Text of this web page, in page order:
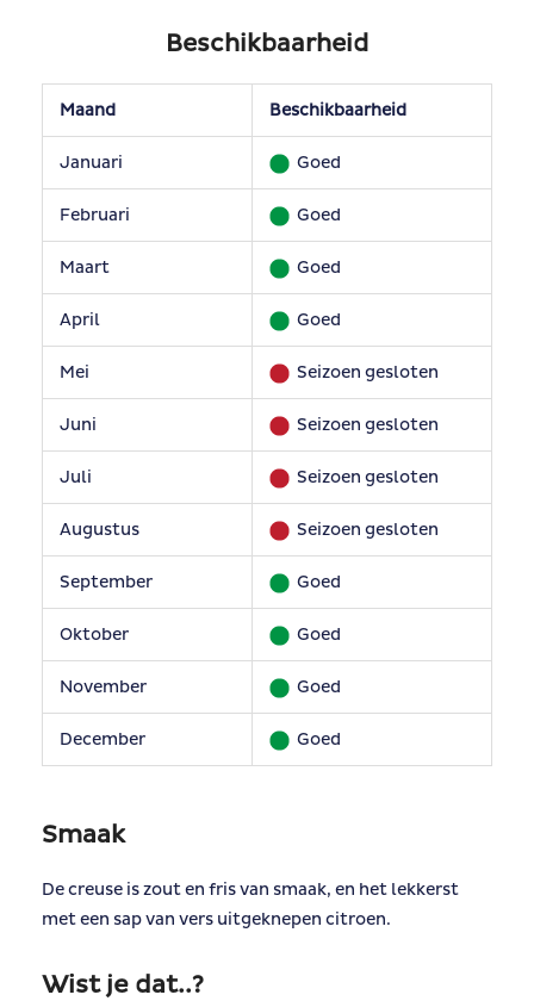
Beschikbaarheid
Maand Beschikbaarheid
Januari Goed
Februari Goed
Maart Goed
April Goed
Mei Seizoen gesloten
Juni Seizoen gesloten
Juli Seizoen gesloten
Augustus Seizoen gesloten
September Goed
Oktober Goed
November Goed
December Goed
Smaak
De creuse is zout en fris van smaak, en het lekkerst
met een sap van vers uitgeknepen citroen.
Wist je dat..?